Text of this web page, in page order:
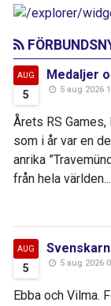
AUG
5
Medaljer
5 aug 2026
Årets RS
som i år var en
anrika
från hela världen...
AUG
5 5 aug 2026
Ebba och Vilma.